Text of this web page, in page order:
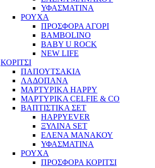
ΥΦΑΣΜΑΤΙΝΑ
ΡΟΥΧΑ
ΠΡΟΣΦΟΡΑ ΑΓΟΡΙ
BAMBOLINO
BABY U ROCK
NEW LIFE
ΚΟΡΙΤΣΙ
ΠΑΠΟΥΤΣΑΚΙΑ
ΛΑΔΟΠΑΝΑ
ΜΑΡΤΥΡΙΚΑ HAPPY
ΜΑΡΤΥΡΙΚΑ CELFIE & CO
ΒΑΠΤΙΣΤΙΚΑ ΣΕΤ
HAPPYEVER
ΞΥΛΙΝΑ SET
ΕΛΕΝΑ ΜΑΝΑΚΟΥ
ΥΦΑΣΜΑΤΙΝΑ
ΡΟΥΧΑ
ΠΡΟΣΦΟΡΑ ΚΟΡΙΤΣΙ